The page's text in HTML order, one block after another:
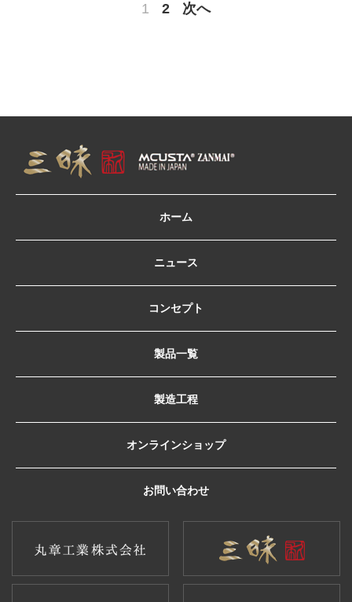
1 2 次へ
ホーム
ニュース
コンセプト
製品一覧
製造工程
オンラインショップ
お問い合わせ